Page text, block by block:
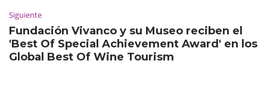
Siguiente
Fundación Vivanco y su Museo reciben el
'Best Of Special Achievement Award' en los
Global Best Of Wine Tourism